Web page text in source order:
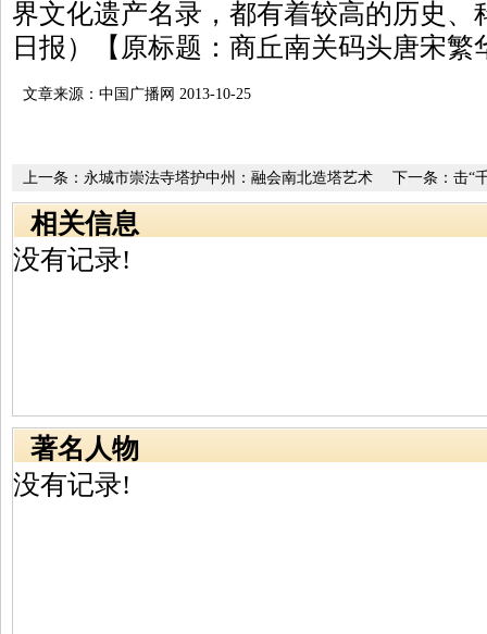
界文化遗产名录，都有着较高的历史、
日报）【原标题：商丘南关码头唐宋
文章来源：中国广播网 2013-10-25
下一条： 击“
上一条： 永城市崇法寺塔护中州：融会南北造塔艺术
相关信息
没有记录!
著名人物
没有记录!